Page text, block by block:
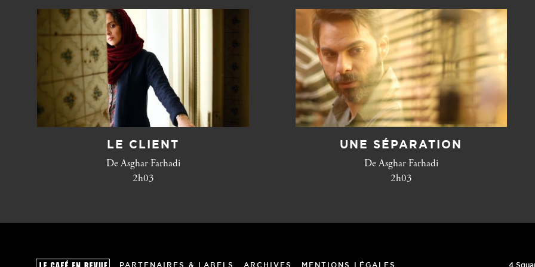
LE CLIENT
De Asghar Farhadi
2h03
UNE SÉPARATION
De Asghar Farhadi
2h03
PARTENAIRES & LABELS ARCHIVES MENTIONS LÉGALES 4